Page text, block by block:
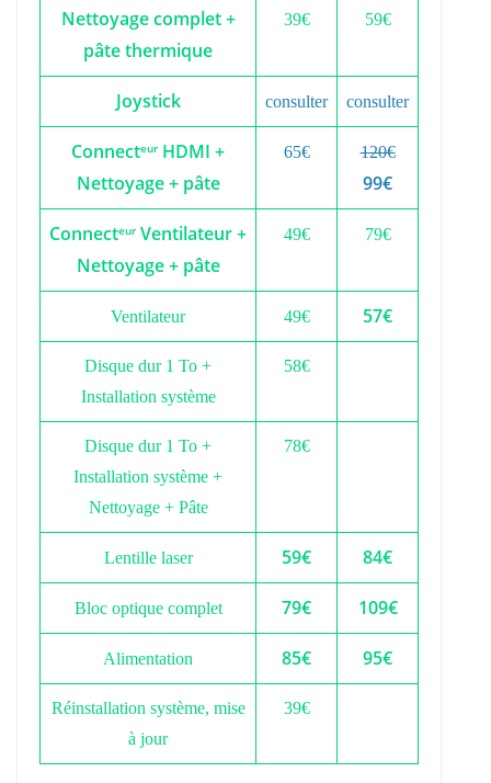
Nettoyage complet +
pâte thermique
39€ 59€
Joystick consulter consulter
Connecteur HDMI +
Nettoyage + pâte
65€ 120€
99€
Connecteur Ventilateur +
Nettoyage + pâte
49€ 79€
Ventilateur 49€ 57€
Disque dur 1 To +
Installation système
58€
Disque dur 1 To +
Installation système +
Nettoyage + Pâte
78€
Lentille laser 59€ 84€
Bloc optique complet 79€ 109€
Alimentation 85€ 95€
Réinstallation système, mise
à jour
39€